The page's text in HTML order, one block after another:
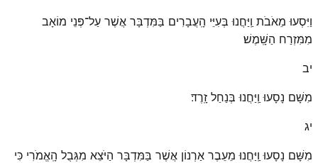
וַיִּסְעוּ מֵאֹבֹת וַֽיַּחֲנוּ בְּעִיֵּי הָֽעֲבָרִים בַּמִּדְבָּר אֲשֶׁר עַל־פְּנֵי מוֹאָב
מִמִּזְרַח הַשָּֽׁמֶשׁ׃
יב
מִשָּׁם נָסָעוּ וַֽיַּחֲנוּ בְּנַחַל זָֽרֶד׃
יג
מִשָּׁם נָסָעוּ וַֽיַּחֲנוּ מֵעֵבֶר אַרְנוֹן אֲשֶׁר בַּמִּדְבָּר הַיֹּצֵא מִגְּבֻל הָֽאֱמֹרִי כִּי